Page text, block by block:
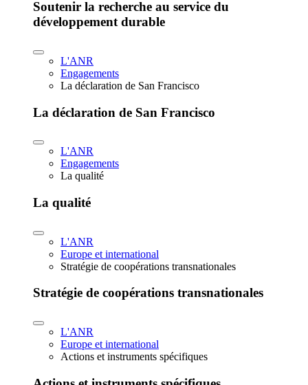
Soutenir la recherche au service du
développement durable
L'ANR
Engagements
La déclaration de San Francisco
La déclaration de San Francisco
L'ANR
Engagements
La qualité
La qualité
L'ANR
Europe et international
Stratégie de coopérations transnationales
Stratégie de coopérations transnationales
L'ANR
Europe et international
Actions et instruments spécifiques